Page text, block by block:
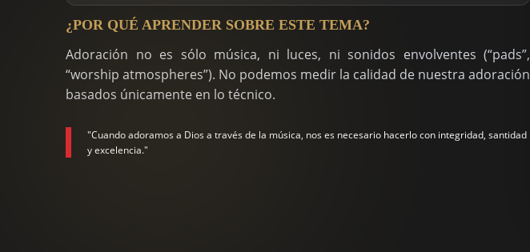
¿POR QUÉ APRENDER SOBRE ESTE TEMA?
Adoración no es sólo música, ni luces, ni sonidos envolventes (“pads”,
“worship atmospheres”). No podemos medir la calidad de nuestra adoración
basados únicamente en lo técnico.
"Cuando adoramos a Dios a través de la música, nos es necesario hacerlo con integridad, santidad
y excelencia."